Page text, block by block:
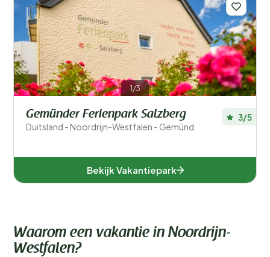
1/3
Gemünder Ferienpark Salzberg
Duitsland - Noordrijn-Westfalen - Gemünd
3/5
Bekijk Vakantiepark
Waarom een vakantie in Noordrijn-
Westfalen?